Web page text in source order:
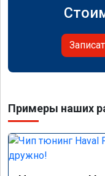
Примеры наших